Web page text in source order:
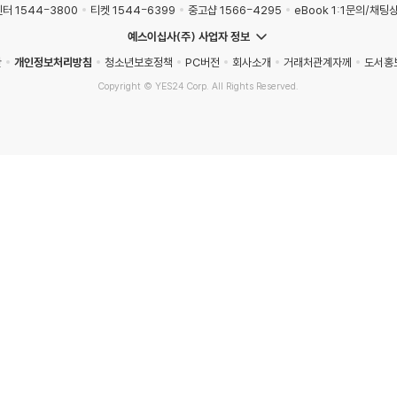
터 1544-3800 티켓 1544-6399 중고샵 1566-4295
eBook 1:1문의/채팅
예스이십사(주) 사업자 정보
개인정보처리방침 청소년보호정책 PC버전 회사소개 거래처관계자께 도서홍
Copyright © YES24 Corp. All Rights Reserved.